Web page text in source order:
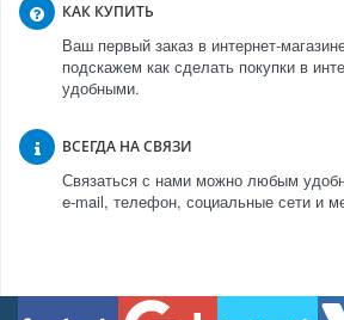
КАК КУПИТЬ
Ваш первый заказ в интернет-
подскажем как сделать покупки в
удобными.
ВСЕГДА НА СВЯЗИ
Связаться с нами можно любым
e-mail, телефон, социальные сети и